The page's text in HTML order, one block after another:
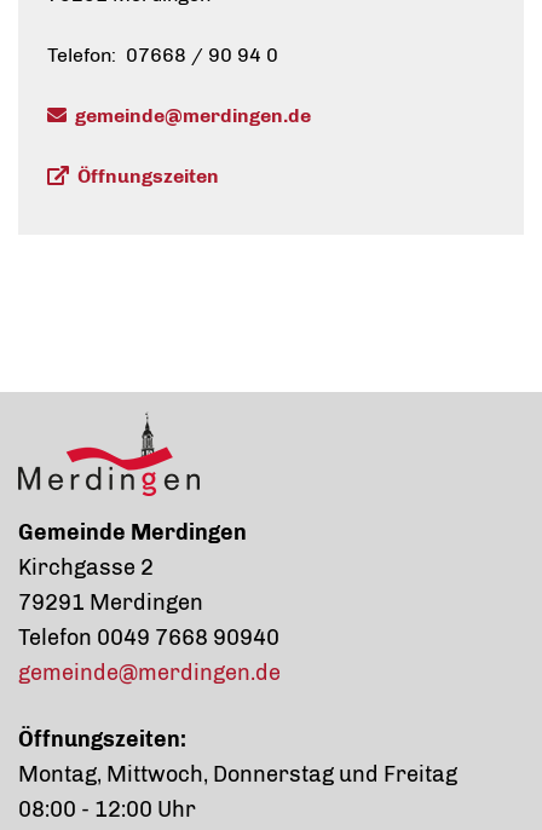
Telefon: 07668 / 90 94 0
gemeinde@merdingen.de
Öffnungszeiten
Gemeinde Merdingen
Kirchgasse 2
79291 Merdingen
Telefon 0049 7668 90940
gemeinde@merdingen.de
Öffnungszeiten:
Montag, Mittwoch, Donnerstag und Freitag
08:00 - 12:00 Uhr